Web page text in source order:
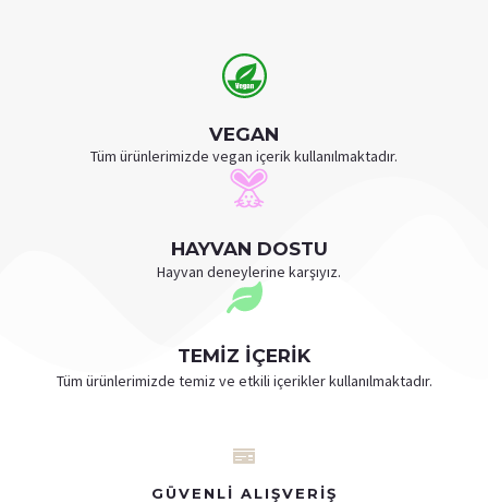
HAYVAN DOSTU
Hayvan deneylerine karşıyız.
TEMİZ İÇERİK
Tüm ürünlerimizde temiz ve etkili içerikler kullanılmaktadır.
VEGAN
Tüm ürünlerimizde vegan içerik kullanılmaktadır.
GÜVENLI ALIŞVERIŞ